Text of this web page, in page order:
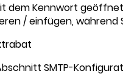
dem Kennwort
/ einfügen, während
SMTP-